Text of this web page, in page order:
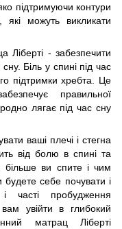
підтримуючи контури
які можуть викликати
Ліберті - забезпечити
Біль у спині під час
підтримки хребта. Це
правильної
лягає під час сну
ваші плечі і стегна
від болю в спині та
більше ви спите і чим
себе почувати і
часті пробудження
увійти в глибокий
матрац Ліберті